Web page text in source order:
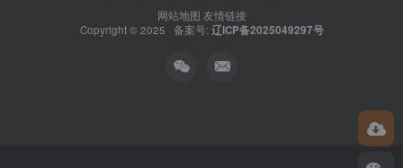
网站地图 友情链接
Copyright © 2025 · 备案号: 辽ICP备2025049297号